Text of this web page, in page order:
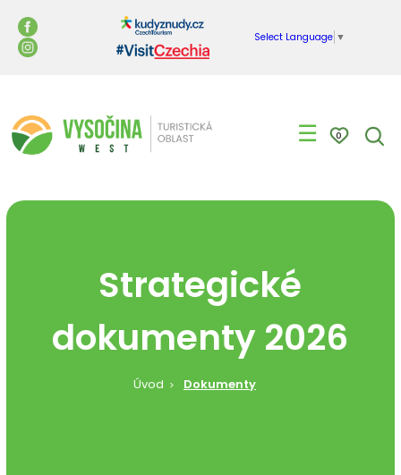
Select Language ▼
☰ 0
Strategické
dokumenty 2026
Úvod Dokumenty